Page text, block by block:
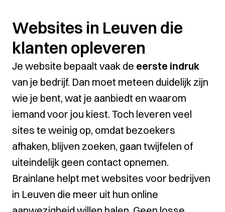
Websites in Leuven die
klanten opleveren
Je website bepaalt vaak de eerste indruk
van je bedrijf. Dan moet meteen duidelijk zijn
wie je bent, wat je aanbiedt en waarom
iemand voor jou kiest. Toch leveren veel
sites te weinig op, omdat bezoekers
afhaken, blijven zoeken, gaan twijfelen of
uiteindelijk geen contact opnemen.
Brainlane helpt met websites voor bedrijven
in Leuven die meer uit hun online